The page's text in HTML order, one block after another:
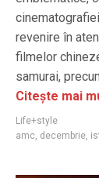
revenire în
filmelor
samurai,
Citește mai
Life+style
amc, decembrie,